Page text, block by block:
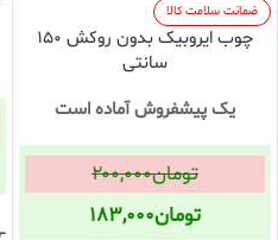
ضمانت سلامت کالا
چوب ایروبیک بدون روکش 150
سانتی
یک پیشفروش آماده است
تومان۲۰۰,۰۰۰
تومان۱۸۳,۰۰۰